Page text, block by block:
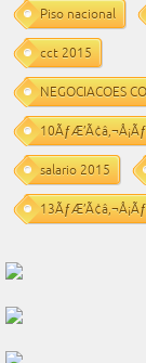
Piso nacional
cct 2015
NEGOCIACOES
salario 2015